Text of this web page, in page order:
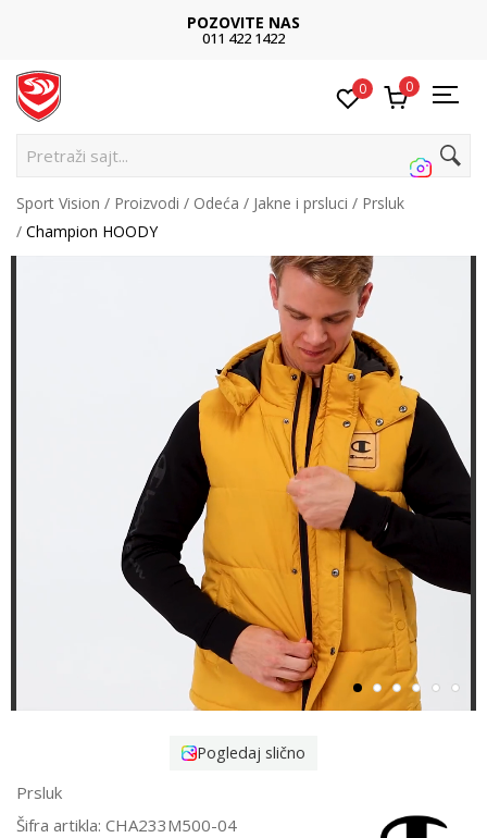
POZOVITE NAS
011 422 1422
0 0
Pretraži sajt...
Sport Vision Proizvodi Odeća Jakne i prsluci
Prsluk
Champion HOODY
Pogledaj slično
Prsluk
Šifra artikla: CHA233M500-04